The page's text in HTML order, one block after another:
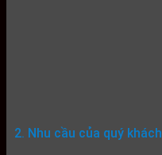
2. Nhu cầu của quý khách